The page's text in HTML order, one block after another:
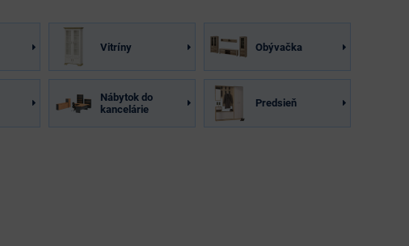
Vitríny Obývačka
Nábytok do
kancelárie
Predsieň